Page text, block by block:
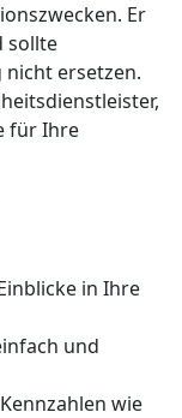
Er
sollte
ersetzen.
für Ihre
in Ihre
und
wie